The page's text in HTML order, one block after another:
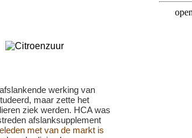
werking van
maar zette het
ziek werden. HCA was
afslanksupplement
met van de markt is